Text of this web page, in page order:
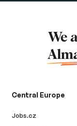
We
Central Europe
Jobs.cz